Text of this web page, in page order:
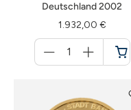
Deutschland 2002
1.932,00 €
für
Warenkorb